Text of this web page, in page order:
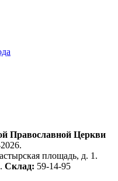
Православной Церкви
площадь, д. 1.
Склад: 59-14-95